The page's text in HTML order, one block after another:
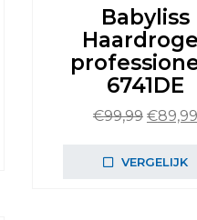
Babyliss
6741DE
€99,99
was:
€89,99
VERGELIJK